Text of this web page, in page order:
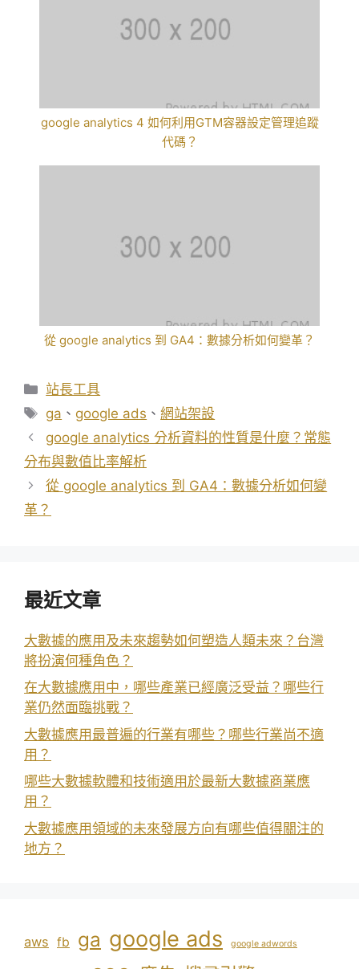
google analytics 4 如何利用GTM容器設定管理追蹤
代碼？
從 google analytics 到 GA4：數據分析如何變革？
分
站長工具
標
ga 、 google ads 、網站架設
google analytics 分析資料的性質是什麼？常態
分布與數值比率解析
從 google analytics 到 GA4：數據分析如何變
革？
最近文章
大數據的應用及未來趨勢如何塑造人類未來？台灣
將扮演何種角色？
在大數據應用中，哪些產業已經廣泛受益？哪些行
業仍然面臨挑戰？
大數據應用最普遍的行業有哪些？哪些行業尚不適
用？
哪些大數據軟體和技術適用於最新大數據商業應
用？
大數據應用領域的未來發展方向有哪些值得關注的
地方？
aws fb ga google ads google adwords